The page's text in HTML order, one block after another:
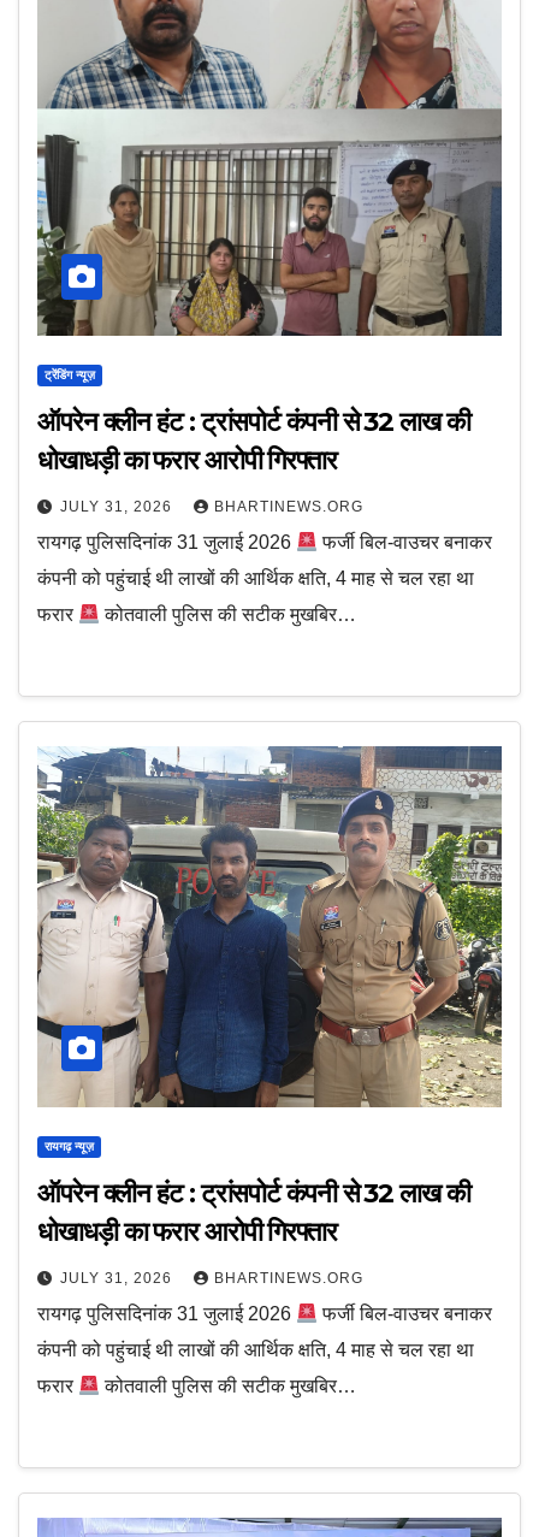
ट्रेंडिंग न्यूज़
ऑपरेन क्लीन हंट : ट्रांसपोर्ट कंपनी से ₹32 लाख की
धोखाधड़ी का फरार आरोपी गिरफ्तार
JULY 31, 2026 BHARTINEWS.ORG
रायगढ़ पुलिसदिनांक 31 जुलाई 2026
फर्जी बिल-वाउचर बनाकर
कंपनी को पहुंचाई थी लाखों की आर्थिक क्षति, 4 माह से चल रहा था
फरार
कोतवाली पुलिस की सटीक मुखबिर…
रायगढ़ न्यूज़
ऑपरेन क्लीन हंट : ट्रांसपोर्ट कंपनी से ₹32 लाख की
धोखाधड़ी का फरार आरोपी गिरफ्तार
JULY 31, 2026 BHARTINEWS.ORG
रायगढ़ पुलिसदिनांक 31 जुलाई 2026
फर्जी बिल-वाउचर बनाकर
कंपनी को पहुंचाई थी लाखों की आर्थिक क्षति, 4 माह से चल रहा था
फरार
कोतवाली पुलिस की सटीक मुखबिर…